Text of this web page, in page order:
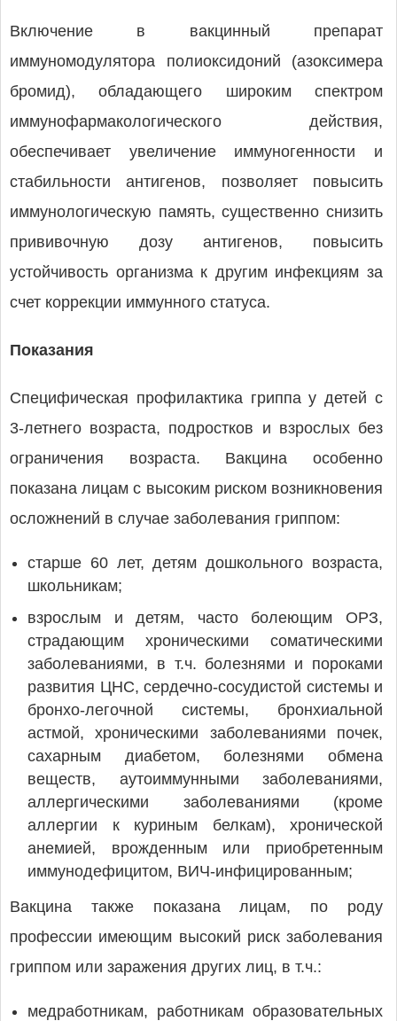
Включение в вакцинный препарат
иммуномодулятора полиоксидоний (азоксимера
бромид), обладающего широким спектром
иммунофармакологического действия,
обеспечивает увеличение иммуногенности и
стабильности антигенов, позволяет повысить
иммунологическую память, существенно снизить
прививочную дозу антигенов, повысить
устойчивость организма к другим инфекциям за
счет коррекции иммунного статуса.
Показания
Специфическая профилактика гриппа у детей с
3-летнего возраста, подростков и взрослых без
ограничения возраста. Вакцина особенно
показана лицам с высоким риском возникновения
осложнений в случае заболевания гриппом:
старше 60 лет, детям дошкольного возраста,
школьникам;
взрослым и детям, часто болеющим ОРЗ,
страдающим хроническими соматическими
заболеваниями, в т.ч. болезнями и пороками
развития ЦНС, сердечно-сосудистой системы и
бронхо-легочной системы, бронхиальной
астмой, хроническими заболеваниями почек,
сахарным диабетом, болезнями обмена
веществ, аутоиммунными заболеваниями,
аллергическими заболеваниями (кроме
аллергии к куриным белкам), хронической
анемией, врожденным или приобретенным
иммунодефицитом, ВИЧ-инфицированным;
Вакцина также показана лицам, по роду
профессии имеющим высокий риск заболевания
гриппом или заражения других лиц, в т.ч.:
медработникам, работникам образовательных